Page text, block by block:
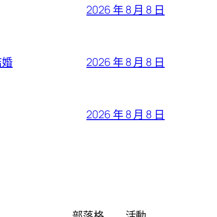
2026 年 8 月 8 日
2026 年 8 月 8 日
2026 年 8 月 8 日